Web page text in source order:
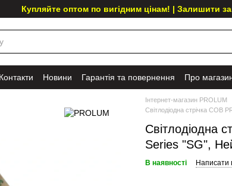
Купляйте оптом по вигідним цінам! | Залишити
Новини Гарантія та повернення Про
Інтернет-магазин PROLUM
Світлодіодна стрічка СОВ
Світлодіодна
Series "SG",
В наявності Написати